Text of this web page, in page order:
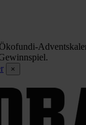
Ökofundi-
×